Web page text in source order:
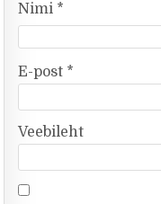
Nimi *
E-post *
Veebileht